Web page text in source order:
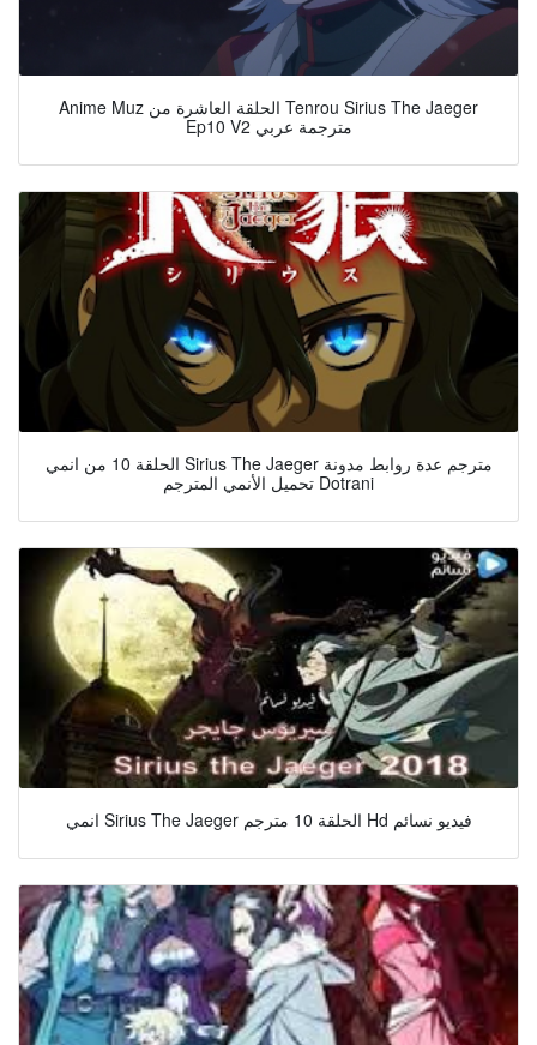
Anime Muz الحلقة العاشرة من Tenrou Sirius The Jaeger
Ep10 V2 مترجمة عربي
الحلقة 10 من انمي Sirius The Jaeger مترجم عدة روابط مدونة
تحميل الأنمي المترجم Dotrani
انمي Sirius The Jaeger الحلقة 10 مترجم Hd فيديو نسائم